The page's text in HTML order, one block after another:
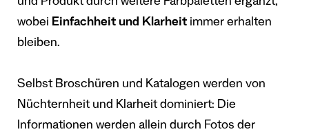
wobei Einfachheit und Klarheit immer erhalten
bleiben.
Selbst Broschüren und Katalogen werden von
Nüchternheit und Klarheit dominiert: Die
Informationen werden allein durch Fotos der